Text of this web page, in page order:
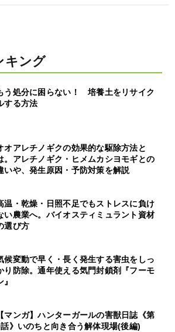
キング
う処分に困らない！ 培養土をリサイク
する方法
オアレチノギクの効果的な駆除方法と
。アレチノギク・ヒメムカシヨモギとの
いや、発生原因・予防対策を解説
温・乾燥・日照不足でもストレスに負け
い農業へ。バイオスティミュラント資材
選び方
候変動で早く・長く発生する害虫をしっ
り防除。通年使える気門封鎖剤『フーモ
』
【マンガ】ハンターガールの害獣日誌《第
》いのちと向き合う解体現場(後編)